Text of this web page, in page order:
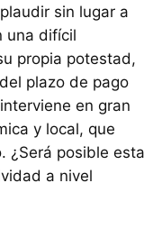
sin lugar a
una difícil
propia potestad,
plazo de pago
en gran
y local, que
¿Será posible esta
a nivel